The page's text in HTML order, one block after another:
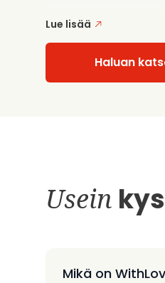
Lue lisää
Haluan
Usein
Mikä on